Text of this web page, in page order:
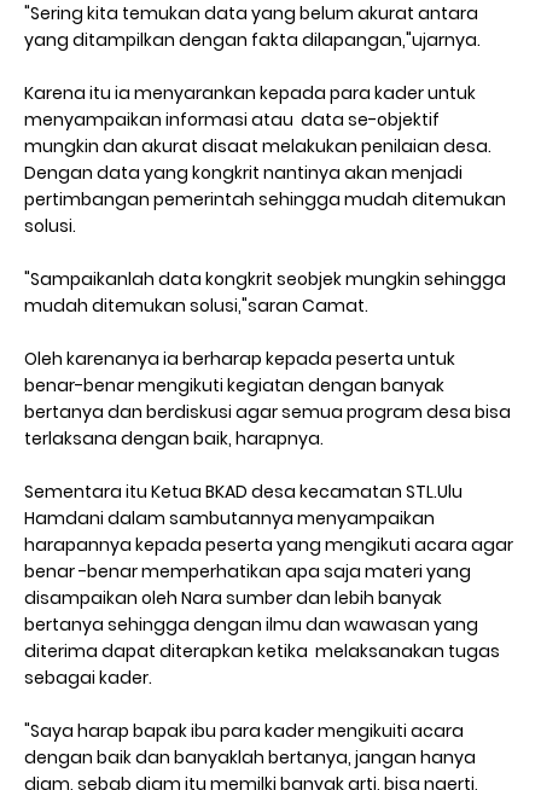
"Sering kita temukan data yang belum akurat antara
yang ditampilkan dengan fakta dilapangan,"ujarnya.
Karena itu ia menyarankan kepada para kader untuk
menyampaikan informasi atau data se-objektif
mungkin dan akurat disaat melakukan penilaian desa.
Dengan data yang kongkrit nantinya akan menjadi
pertimbangan pemerintah sehingga mudah ditemukan
solusi.
"Sampaikanlah data kongkrit seobjek mungkin sehingga
mudah ditemukan solusi,"saran Camat.
Oleh karenanya ia berharap kepada peserta untuk
benar-benar mengikuti kegiatan dengan banyak
bertanya dan berdiskusi agar semua program desa bisa
terlaksana dengan baik, harapnya.
Sementara itu Ketua BKAD desa kecamatan STL.Ulu
Hamdani dalam sambutannya menyampaikan
harapannya kepada peserta yang mengikuti acara agar
benar -benar memperhatikan apa saja materi yang
disampaikan oleh Nara sumber dan lebih banyak
bertanya sehingga dengan ilmu dan wawasan yang
diterima dapat diterapkan ketika melaksanakan tugas
sebagai kader.
"Saya harap bapak ibu para kader mengikuiti acara
dengan baik dan banyaklah bertanya, jangan hanya
diam, sebab diam itu memilki banyak arti, bisa ngerti,